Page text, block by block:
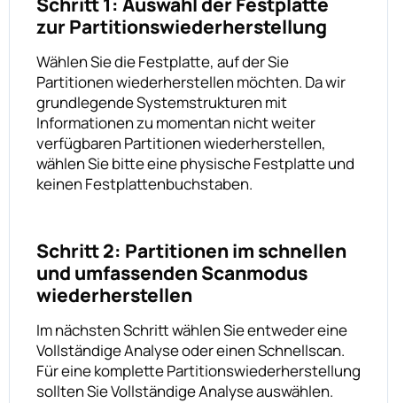
zur Partitionswiederherstellung
Wählen Sie die Festplatte, auf der Sie
Partitionen wiederherstellen möchten. Da wir
grundlegende Systemstrukturen mit
Informationen zu momentan nicht weiter
verfügbaren Partitionen wiederherstellen,
wählen Sie bitte eine physische Festplatte und
keinen Festplattenbuchstaben.
Schritt 2: Partitionen im schnellen
und umfassenden Scanmodus
wiederherstellen
Im nächsten Schritt wählen Sie entweder eine
Vollständige Analyse oder einen Schnellscan.
Für eine komplette Partitionswiederherstellung
sollten Sie Vollständige Analyse auswählen.